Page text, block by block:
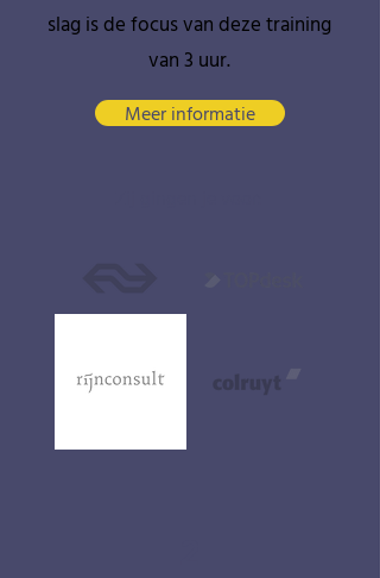
slag is de focus van deze training
van 3 uur.
Meer informatie